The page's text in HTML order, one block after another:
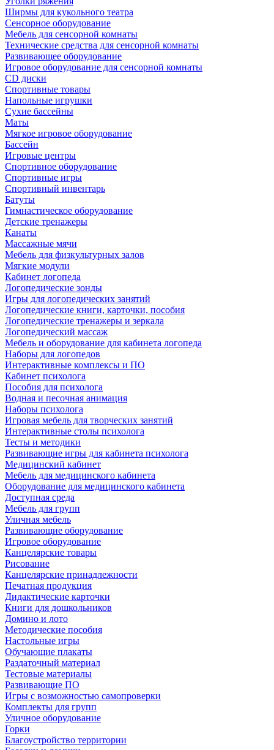
Ширмы для кукольного театра
Сенсорное оборудование
Мебель для сенсорной комнаты
Технические средства для сенсорной комнаты
Развивающее оборудование
Игровое оборудование для сенсорной комнаты
CD диски
Спортивные товары
Напольные игрушки
Сухие бассейны
Маты
Мягкое игровое оборудование
Бассейн
Игровые центры
Спортивное оборудование
Спортивные игры
Спортивный инвентарь
Батуты
Гимнастическое оборудование
Детские тренажеры
Канаты
Массажные мячи
Мебель для физкультурных залов
Мягкие модули
Кабинет логопеда
Логопедические зонды
Игры для логопедических занятий
Логопедические книги, карточки, пособия
Логопедические тренажеры и зеркала
Логопедический массаж
Мебель и оборудование для кабинета логопеда
Наборы для логопедов
Интерактивные комплексы и ПО
Кабинет психолога
Пособия для психолога
Водная и песочная анимация
Наборы психолога
Игровая мебель для творческих занятий
Интерактивные столы психолога
Тесты и методики
Развивающие игры для кабинета психолога
Медицинский кабинет
Мебель для медицинского кабинета
Оборудование для медицинского кабинета
Доступная среда
Мебель для групп
Уличная мебель
Развивающие оборудование
Игровое оборудование
Канцелярские товары
Рисование
Канцелярские принадлежности
Печатная продукция
Дидактические карточки
Книги для дошкольников
Домино и лото
Методические пособия
Настольные игры
Обучающие плакаты
Раздаточный материал
Тестовые материалы
Развивающие ПО
Игры с возможностью самопроверки
Комплекты для групп
Уличное оборудование
Горки
Благоустройство территории